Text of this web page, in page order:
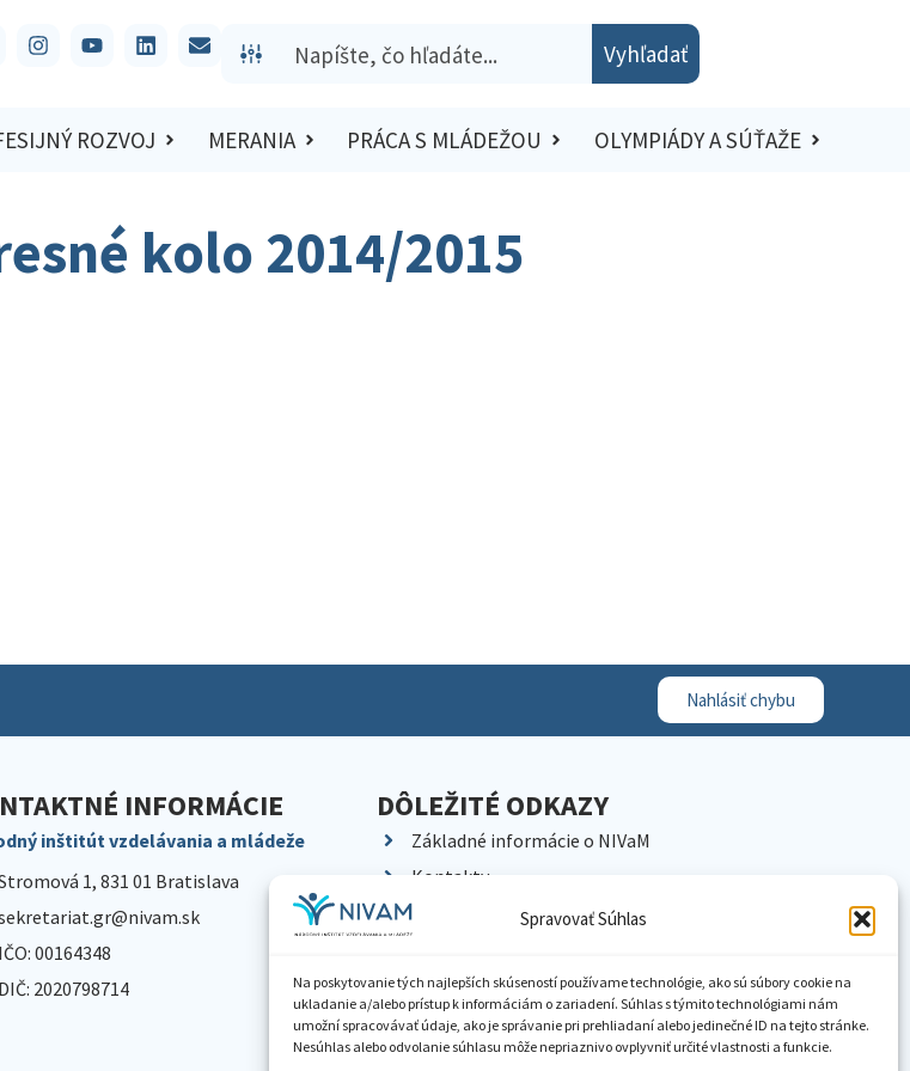
Spravovať Súhlas
Na poskytovanie tých najlepších skúseností používame technológie, ako sú súbory cookie na
ukladanie a/alebo prístup k informáciám o zariadení. Súhlas s týmito technológiami nám
umožní spracovávať údaje, ako je správanie pri prehliadaní alebo jedinečné ID na tejto stránke.
Nesúhlas alebo odvolanie súhlasu môže nepriaznivo ovplyvniť určité vlastnosti a funkcie.
Vyhľadať
ROZVOJ MERANIA PRÁCA S MLÁDEŽOU OLYMPIÁDY A SÚŤAŽE
kolo 2014/2015
Nahlásiť chybu
INFORMÁCIE
inštitút vzdelávania a mládeže
1, 831 01 Bratislava
IČO: 00164348
DIČ: 2020798714
DÔLEŽITÉ ODKAZY
Základné informácie o NIVaM
Kontakty
Kariéra
Pracoviská NIVaM
Dokumenty inštitúcie
Knižnica